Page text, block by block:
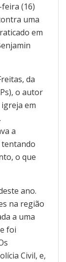
(16)
uma
em
da
o autor
em
a
tentando
o que
ano.
na região
a uma
foi
Civil, e,